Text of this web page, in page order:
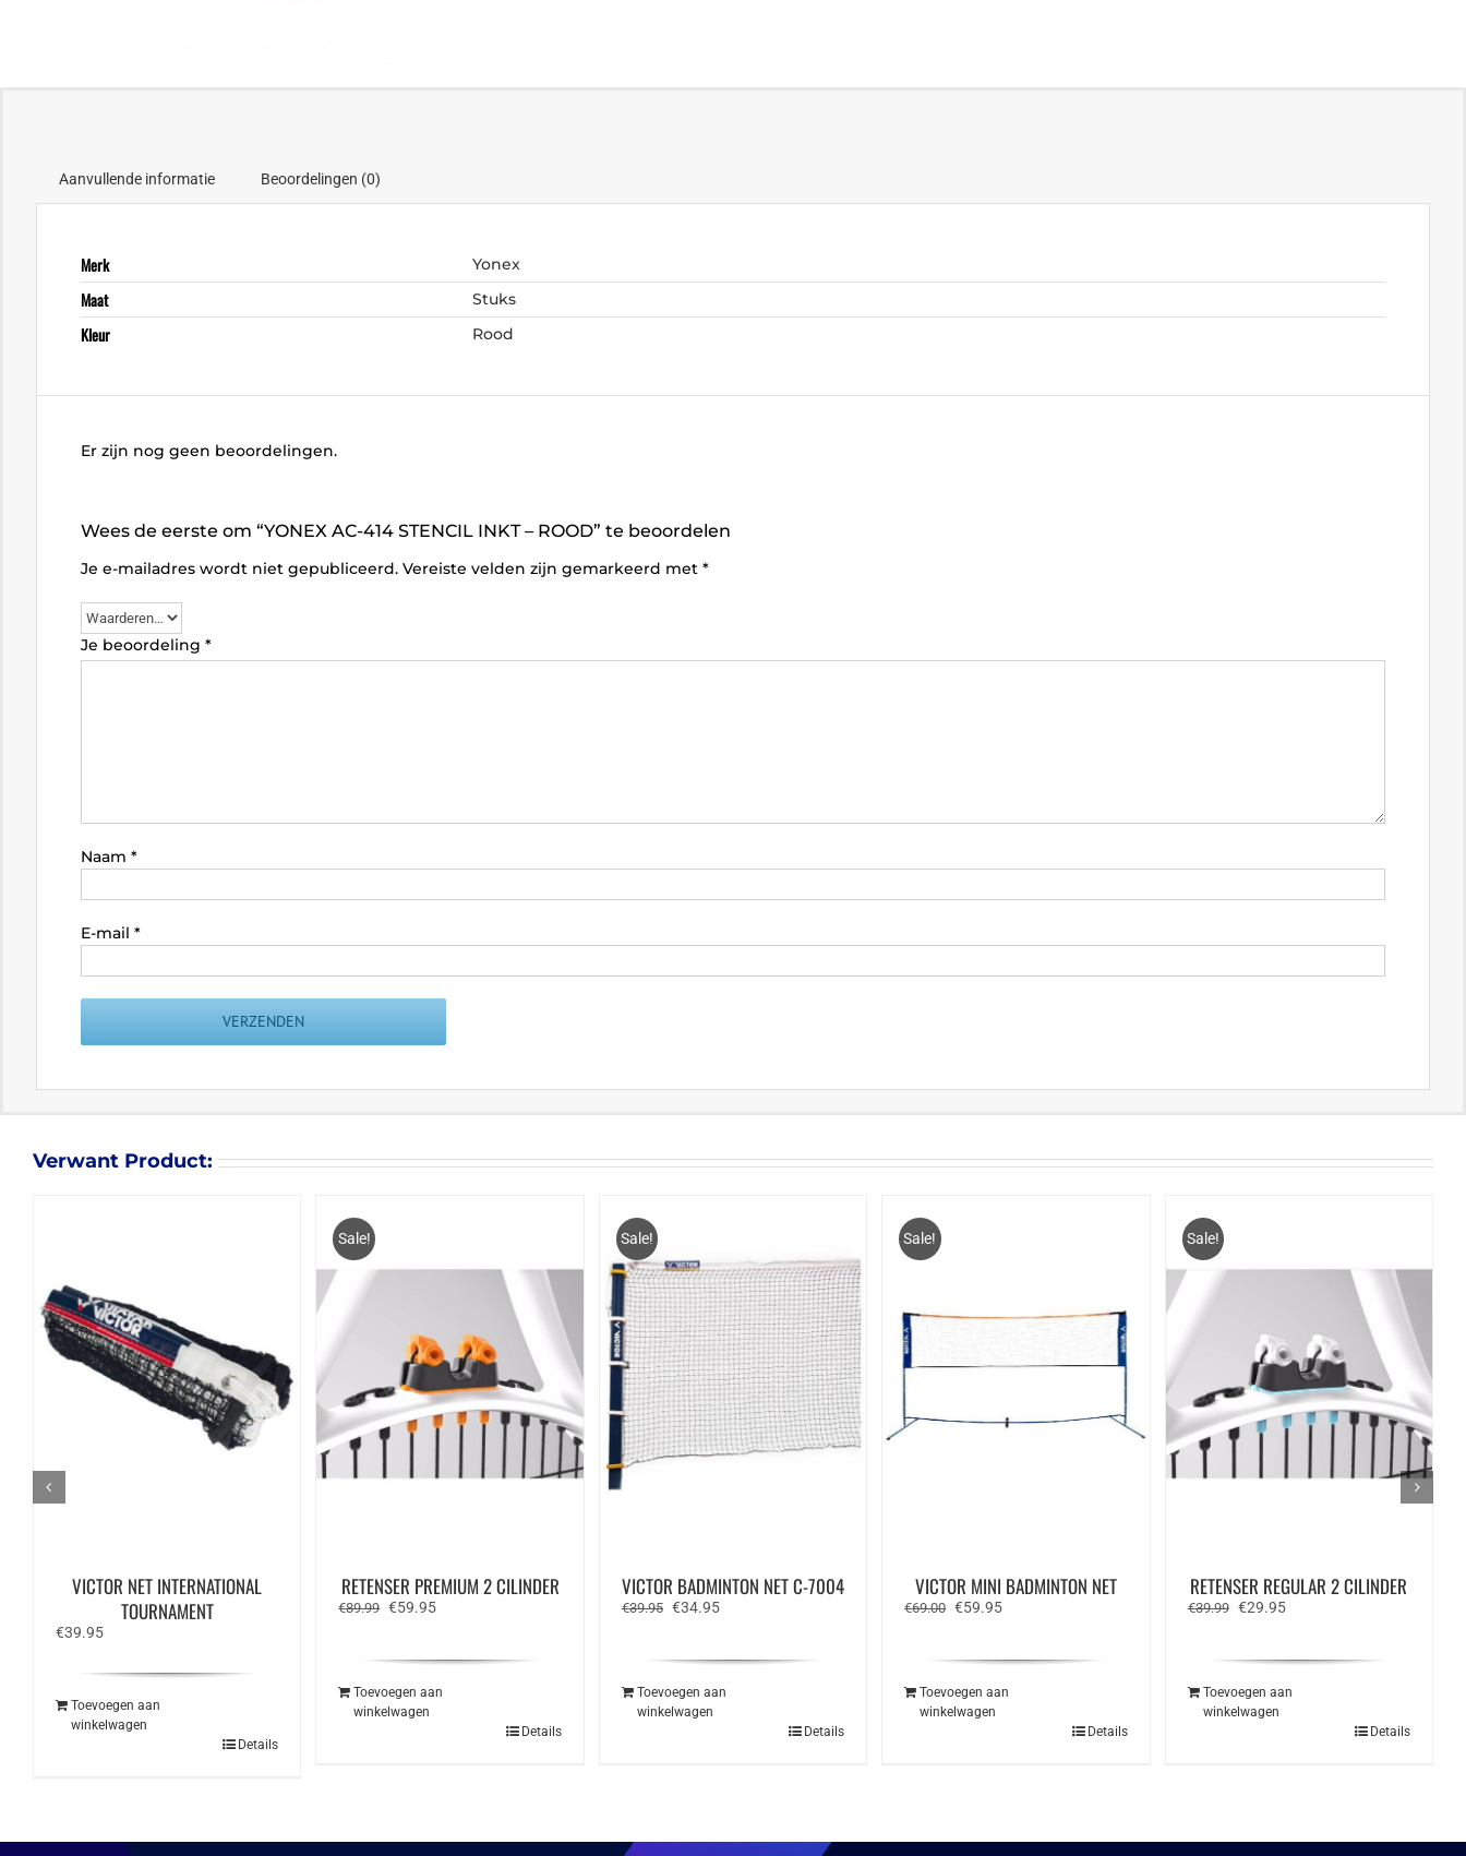
Aanvullende informatie Beoordelingen (0)
Merk Yonex
Maat Stuks
Kleur Rood
Er zijn nog geen beoordelingen.
Wees de eerste om “YONEX AC-414 STENCIL INKT – ROOD” te beoordelen
Je e-mailadres wordt niet gepubliceerd. Vereiste velden zijn gemarkeerd met *
Je beoordeling *
Naam *
E-mail *
Verwant Product:
VICTOR NET INTERNATIONAL
TOURNAMENT
€39.95
Toevoegen aan
winkelwagen
Details
Sale!
RETENSER PREMIUM 2 CILINDER
€89.99 Oorspronkelijke
€89.99.
€59.95Huidige
€59.95.
Toevoegen aan
winkelwagen
Details
Sale!
VICTOR BADMINTON NET C-7004
€39.95 Oorspronkelijke
€39.95.
€34.95Huidige
€34.95.
Toevoegen aan
winkelwagen
Details
Sale!
VICTOR MINI BADMINTON NET
€69.00 Oorspronkelijke
€69.00.
€59.95Huidige
€59.95.
Toevoegen aan
winkelwagen
Details
Sale!
RETENSER REGULAR 2 CILINDER
€39.99 Oorspronkelijke
€39.99.
€29.95Huidige
€29.95.
Toevoegen aan
winkelwagen
Details